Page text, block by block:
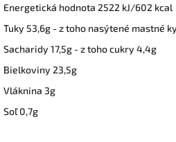
Energetická hodnota 2522 kJ/602 kcal
Tuky 53,6g - z toho nasýtené mastné
Sacharidy 17,5g - z toho cukry 4,4g
Bielkoviny 23,5g
Vláknina 3g
Soľ 0,7g